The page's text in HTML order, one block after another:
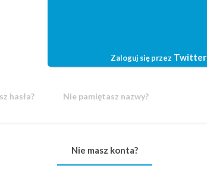
Zaloguj się przez Twitter
hasła? Nie pamiętasz nazwy?
Nie masz konta?